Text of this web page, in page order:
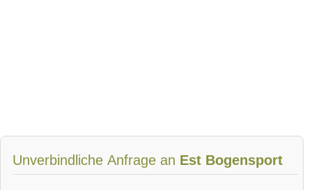
Unverbindliche Anfrage an Est Bogensport